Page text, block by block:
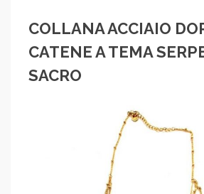
COLLANA ACCIAIO
CATENE A TEMA
SACRO